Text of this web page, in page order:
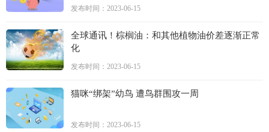
发布时间：2023-06-15
全球通讯！棕榈油：和其他植物油价差逐渐正常
化
发布时间：2023-06-15
猫咪“绑架”幼鸟 遭鸟群围攻一周
发布时间：2023-06-15